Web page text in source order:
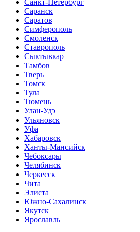
Санкт-Петербург
Саранск
Саратов
Симферополь
Смоленск
Ставрополь
Сыктывкар
Тамбов
Тверь
Томск
Тула
Тюмень
Улан-Удэ
Ульяновск
Уфа
Хабаровск
Ханты-Мансийск
Чебоксары
Челябинск
Черкесск
Чита
Элиста
Южно-Сахалинск
Якутск
Ярославль